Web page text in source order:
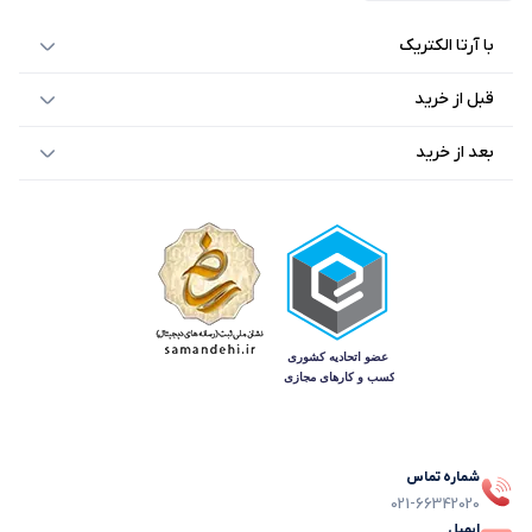
با آرتا الکتریک
قبل از خرید
بعد از خرید
شماره تماس
021-66342020